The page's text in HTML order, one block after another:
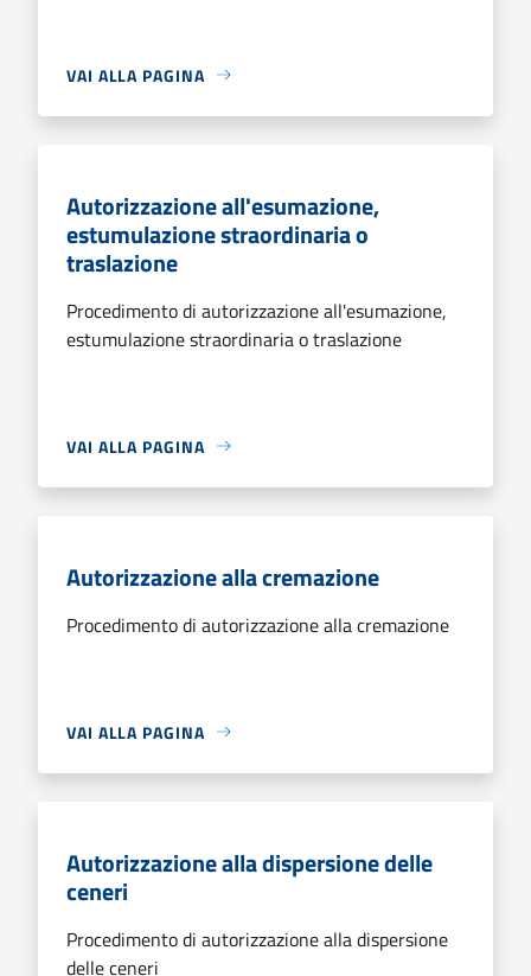
VAI ALLA PAGINA
Autorizzazione all'esumazione,
estumulazione straordinaria o
traslazione
Procedimento di autorizzazione all'esumazione,
estumulazione straordinaria o traslazione
VAI ALLA PAGINA
Autorizzazione alla cremazione
Procedimento di autorizzazione alla cremazione
VAI ALLA PAGINA
Autorizzazione alla dispersione delle
ceneri
Procedimento di autorizzazione alla dispersione
delle ceneri